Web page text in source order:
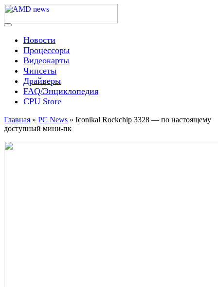
Skip
content
AMD news
Menu
Новости
Процессоры
Видеокарты
Чипсеты
Драйверы
FAQ/Энциклопедия
CPU Store
Главная » PC News » Iconikal Rockchip 3328 — по настоящему
доступный мини-пк